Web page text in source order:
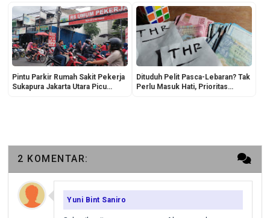
Ditertibkan Demi Lancarkan
Akses Pulo Gadung-Bekasi
Pintu Parkir Rumah Sakit Pekerja
Sukapura Jakarta Utara Picu
Dituduh Pelit Pasca-Lebaran? Tak
Perlu Masuk Hati, Prioritas
2 KOMENTAR:
Yuni Bint Saniro